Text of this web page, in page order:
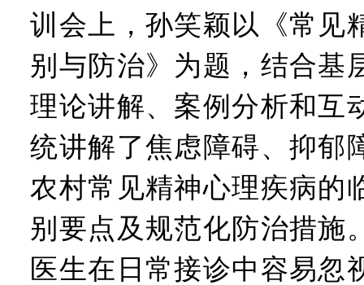
训会上，孙笑颖以《常见
别与防治》为题，结合基
理论讲解、案例分析和互
统讲解了焦虑障碍、抑郁
农村常见精神心理疾病的
别要点及规范化防治措施
医生在日常接诊中容易忽